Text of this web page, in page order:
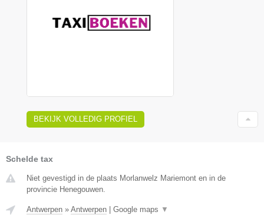
BEKIJK VOLLEDIG PROFIEL
Schelde tax
Niet gevestigd in de plaats Morlanwelz Mariemont en in de
provincie Henegouwen.
Antwerpen » Antwerpen Google maps ▼